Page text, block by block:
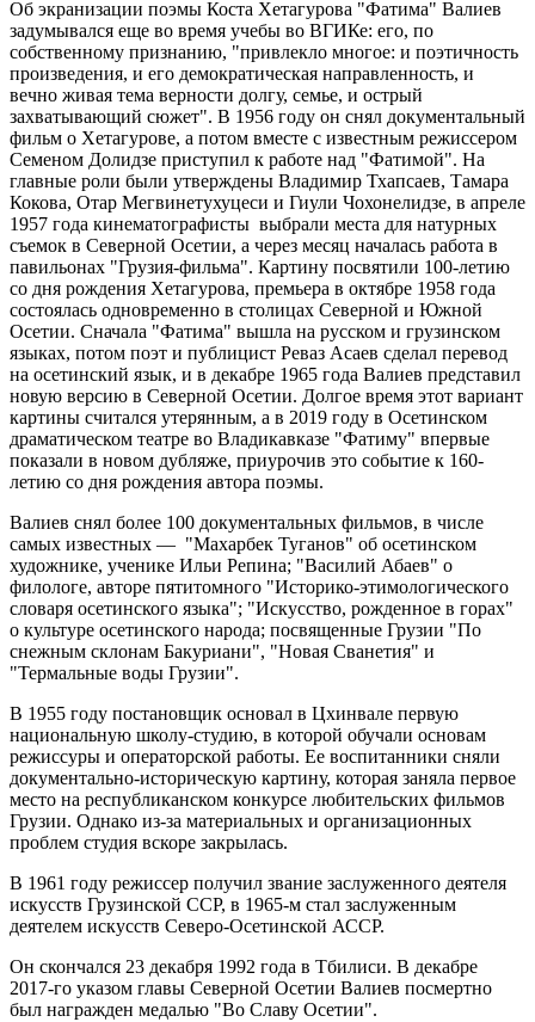
Об экранизации поэмы Коста Хетагурова "Фатима" Валиев
задумывался еще во время учебы во ВГИКе: его, по
собственному признанию, "привлекло многое: и поэтичность
произведения, и его демократическая направленность, и
вечно живая тема верности долгу, семье, и острый
захватывающий сюжет". В 1956 году он снял документальный
фильм о Хетагурове, а потом вместе с известным режиссером
Семеном Долидзе приступил к работе над "Фатимой". На
главные роли были утверждены Владимир Тхапсаев, Тамара
Кокова, Отар Мегвинетухуцеси и Гиули Чохонелидзе, в апреле
1957 года кинематографисты выбрали места для натурных
съемок в Северной Осетии, а через месяц началась работа в
павильонах "Грузия-фильма". Картину посвятили 100-летию
со дня рождения Хетагурова, премьера в октябре 1958 года
состоялась одновременно в столицах Северной и Южной
Осетии. Сначала "Фатима" вышла на русском и грузинском
языках, потом поэт и публицист Реваз Асаев сделал перевод
на осетинский язык, и в декабре 1965 года Валиев представил
новую версию в Северной Осетии. Долгое время этот вариант
картины считался утерянным, а в 2019 году в Осетинском
драматическом театре во Владикавказе "Фатиму" впервые
показали в новом дубляже, приурочив это событие к 160-
летию со дня рождения автора поэмы.
Валиев снял более 100 документальных фильмов, в числе
самых известных — "Махарбек Туганов" об осетинском
художнике, ученике Ильи Репина; "Василий Абаев" о
филологе, авторе пятитомного "Историко-этимологического
словаря осетинского языка"; "Искусство, рожденное в горах"
о культуре осетинского народа; посвященные Грузии "По
снежным склонам Бакуриани", "Новая Сванетия" и
"Термальные воды Грузии".
В 1955 году постановщик основал в Цхинвале первую
национальную школу-студию, в которой обучали основам
режиссуры и операторской работы. Ее воспитанники сняли
документально-историческую картину, которая заняла первое
место на республиканском конкурсе любительских фильмов
Грузии. Однако из-за материальных и организационных
проблем студия вскоре закрылась.
В 1961 году режиссер получил звание заслуженного деятеля
искусств Грузинской ССР, в 1965-м стал заслуженным
деятелем искусств Северо-Осетинской АССР.
Он скончался 23 декабря 1992 года в Тбилиси. В декабре
2017-го указом главы Северной Осетии Валиев посмертно
был награжден медалью "Во Славу Осетии".